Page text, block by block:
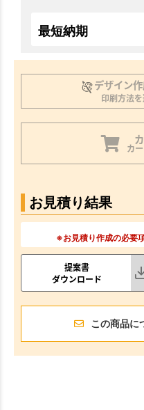
最短納期
デザイン
印刷方法
カ
お見積り結果
※お見積り作成の必要
提案書
ダウンロード
この商品に